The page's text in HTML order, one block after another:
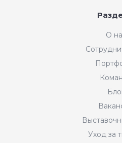
О
Уход за